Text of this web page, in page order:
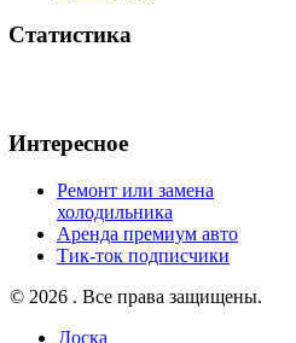
Статистика
Интересное
Ремонт или замена
холодильника
Аренда премиум авто
Тик-ток подписчики
© 2026 . Все права защищены.
Доска